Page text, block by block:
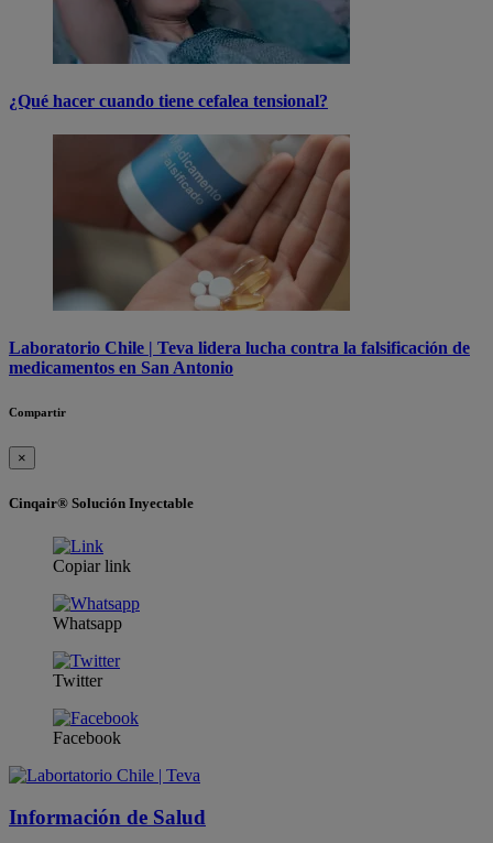
¿Qué hacer cuando tiene cefalea tensional?
Laboratorio Chile | Teva lidera lucha contra la falsificación de
medicamentos en San Antonio
Compartir
×
Cinqair® Solución Inyectable
Copiar link
Whatsapp
Twitter
Facebook
Información de Salud